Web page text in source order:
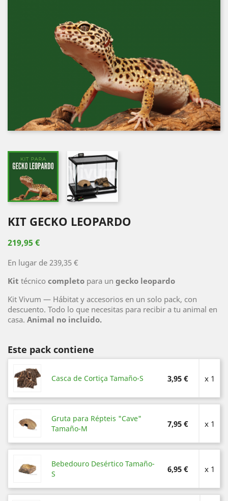
KIT GECKO LEOPARDO
219,95 €
En lugar de 239,35 €
Kit técnico completo para un gecko leopardo
Kit Vivum — Hábitat y accesorios en un solo pack, con
descuento. Todo lo que necesitas para recibir a tu animal en
casa. Animal no incluido.
Este pack contiene
Casca de Cortiça Tamaño-S 3,95 € x 1
Gruta para Répteis "Cave"
Tamaño-M
7,95 € x 1
Bebedouro Desértico Tamaño-
S
6,95 € x 1